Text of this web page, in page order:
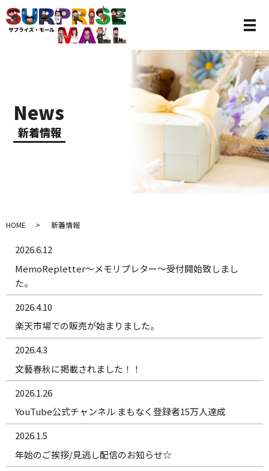
News
新着情報
HOME 新着情報
2026.6.12
MemoRepletter～メモリプレター～受付開始致しまし
た。
2026.4.10
楽天市場での販売が始まりました。
2026.4.3
文藝春秋に掲載されました！！
2026.1.26
YouTube公式チャンネル まもなく登録者15万人達成
2026.1.5
年始のご挨拶/見逃し配信のお知らせ☆